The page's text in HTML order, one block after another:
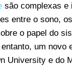
são complexas e
entre o sono,
o papel do
um novo
University e do